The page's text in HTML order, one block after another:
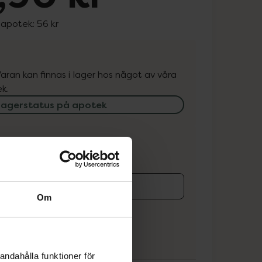
Om
funktioner för
apotek: 56 kr
kan finnas i lager hos något av våra
på apotek